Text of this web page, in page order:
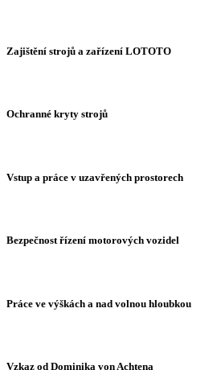
Zajištění strojů a zařízení LOTOTO
Ochranné kryty strojů
Vstup a práce v uzavřených prostorech
Bezpečnost řízení motorových vozidel
Práce ve výškách a nad volnou hloubkou
Vzkaz od Dominika von Achtena